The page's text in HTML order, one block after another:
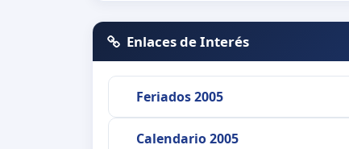
Enlaces de Interés
Feriados 2005
Calendario 2005